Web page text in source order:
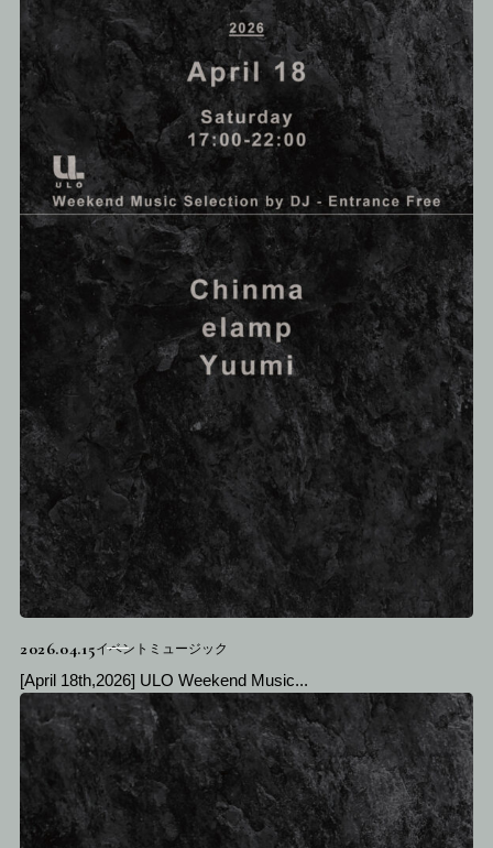
2026.04.15イベントミュージック
[April 18th,2026] ULO Weekend Music...